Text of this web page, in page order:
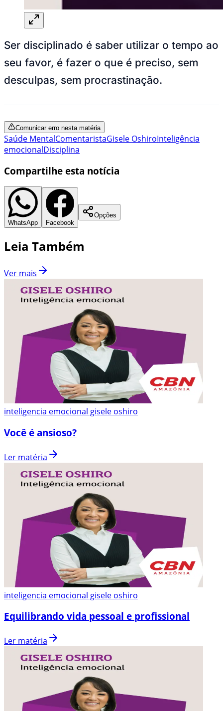
Ser disciplinado é saber utilizar o tempo ao
seu favor, é fazer o que é preciso, sem
desculpas, sem procrastinação.
Comunicar erro nesta matéria
Saúde MentalComentaristaGisele OshiroInteligência
emocionalDisciplina
Compartilhe esta notícia
WhatsApp Facebook
Opções
Leia Também
Ver mais
inteligencia emocional gisele oshiro
Você é ansioso?
Ler matéria
inteligencia emocional gisele oshiro
Equilibrando vida pessoal e profissional
Ler matéria